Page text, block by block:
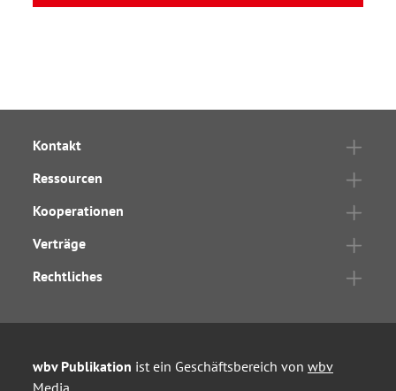
Kontakt
Ressourcen
Kooperationen
Verträge
Rechtliches
wbv Publikation ist ein Geschäftsbereich von wbv